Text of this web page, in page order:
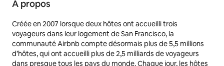
À propos
Créée en 2007 lorsque deux hôtes ont accueilli trois
voyageurs dans leur logement de San Francisco, la
communauté Airbnb compte désormais plus de 5,5 millions
d’hôtes, qui ont accueilli plus de 2,5 milliards de voyageurs
dans presque tous les pays du monde. Chaque jour, les hôtes